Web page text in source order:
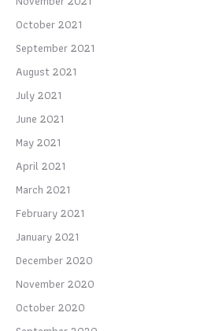
October 2021
September 2021
August 2021
July 2021
June 2021
May 2021
April 2021
March 2021
February 2021
January 2021
December 2020
November 2020
October 2020